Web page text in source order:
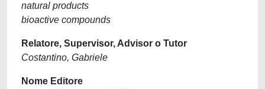
natural products
bioactive compounds
Relatore, Supervisor, Advisor o Tutor
Costantino, Gabriele
Nome Editore